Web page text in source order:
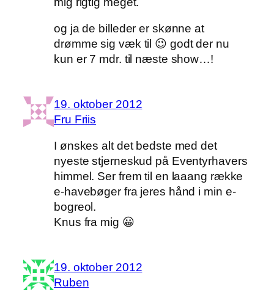
og ja de billeder er skønne at
drømme sig væk til 😉 godt der nu
kun er 7 mdr. til næste show…!
19. oktober 2012
Fru Friis
I ønskes alt det bedste med det
nyeste stjerneskud på Eventyrhavers
himmel. Ser frem til en laaang række
e-havebøger fra jeres hånd i min e-
bogreol.
Knus fra mig 😀
19. oktober 2012
Ruben